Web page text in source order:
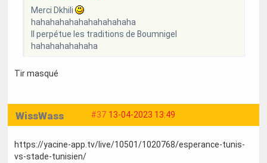
Merci Dkhili
hahahahahahahahahahaha
Il perpétue les traditions de Boumnigel
hahahahahahaha
Tir masqué
#37 13-04-2023 13:49
WissWass
https://yacine-app.tv/live/10501/1020768/esperance-tunis-
vs-stade-tunisien/